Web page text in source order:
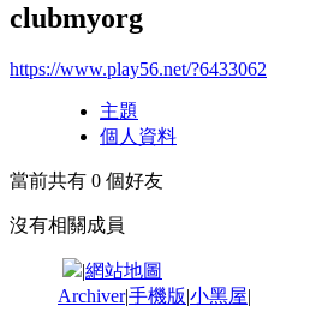
clubmyorg
https://www.play56.net/?6433062
主題
個人資料
當前共有 0 個好友
沒有相關成員
|網站地圖
Archiver|手機版|小黑屋|